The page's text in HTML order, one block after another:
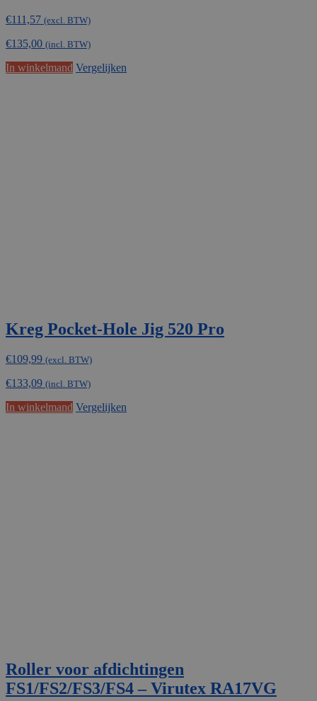
€111,57 (excl. BTW)
€135,00 (incl. BTW)
In winkelmand Vergelijken
Kreg Pocket-Hole Jig 520 Pro
€109,99 (excl. BTW)
€133,09 (incl. BTW)
In winkelmand Vergelijken
Roller voor afdichtingen
FS1/FS2/FS3/FS4 – Virutex RA17VG